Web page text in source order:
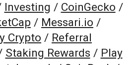
Investing / CoinGecko /
/ Messari.io /
Crypto / Referral
Staking Rewards / Play